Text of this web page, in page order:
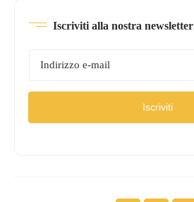
Iscriviti alla nostra newsletter
Iscriviti